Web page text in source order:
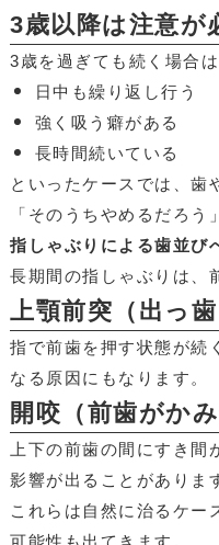
3歳以降は注意が
3歳を過ぎても続く場合
日中も繰り返し行う
強く吸う癖がある
長時間続いている
といったケースでは、歯
「そのうちやめるだろ
指しゃぶりによる歯並び
長期間の指しゃぶりは、
上顎前突（出っ歯
指で前歯を押す状態が続
なる原因にもなります。
開咬（前歯がか
上下の前歯の間にすき
影響が出ることがありま
これらは自然に治るケー
可能性も出てきます。